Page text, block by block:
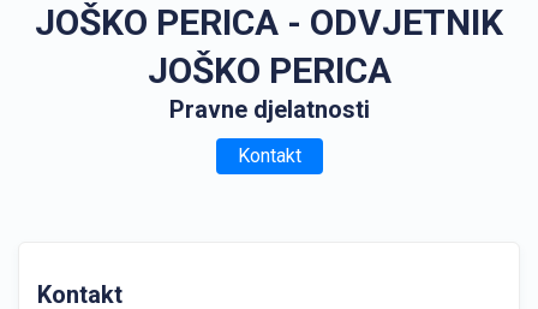
JOŠKO PERICA - ODVJETNIK
JOŠKO PERICA
Pravne djelatnosti
Kontakt
Kontakt